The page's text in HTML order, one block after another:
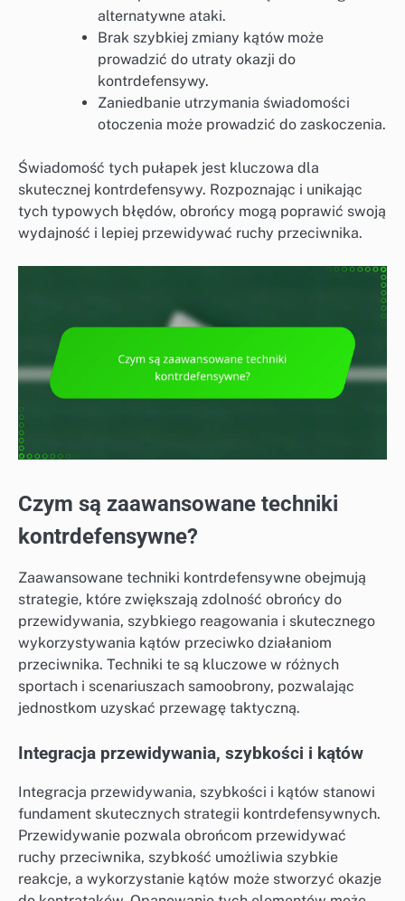
alternatywne ataki.
Brak szybkiej zmiany kątów może
prowadzić do utraty okazji do
kontrdefensywy.
Zaniedbanie utrzymania świadomości
otoczenia może prowadzić do zaskoczenia.
Świadomość tych pułapek jest kluczowa dla
skutecznej kontrdefensywy. Rozpoznając i unikając
tych typowych błędów, obrońcy mogą poprawić swoją
wydajność i lepiej przewidywać ruchy przeciwnika.
Czym są zaawansowane techniki
kontrdefensywne?
Zaawansowane techniki kontrdefensywne obejmują
strategie, które zwiększają zdolność obrońcy do
przewidywania, szybkiego reagowania i skutecznego
wykorzystywania kątów przeciwko działaniom
przeciwnika. Techniki te są kluczowe w różnych
sportach i scenariuszach samoobrony, pozwalając
jednostkom uzyskać przewagę taktyczną.
Integracja przewidywania, szybkości i kątów
Integracja przewidywania, szybkości i kątów stanowi
fundament skutecznych strategii kontrdefensywnych.
Przewidywanie pozwala obrońcom przewidywać
ruchy przeciwnika, szybkość umożliwia szybkie
reakcje, a wykorzystanie kątów może stworzyć okazje